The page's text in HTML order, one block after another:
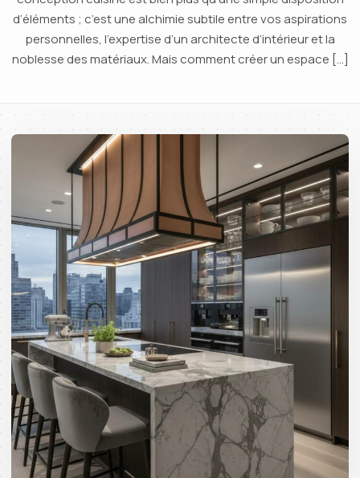
d’éléments ; c’est une alchimie subtile entre vos aspirations
personnelles, l’expertise d’un architecte d’intérieur et la
noblesse des matériaux. Mais comment créer un espace […]